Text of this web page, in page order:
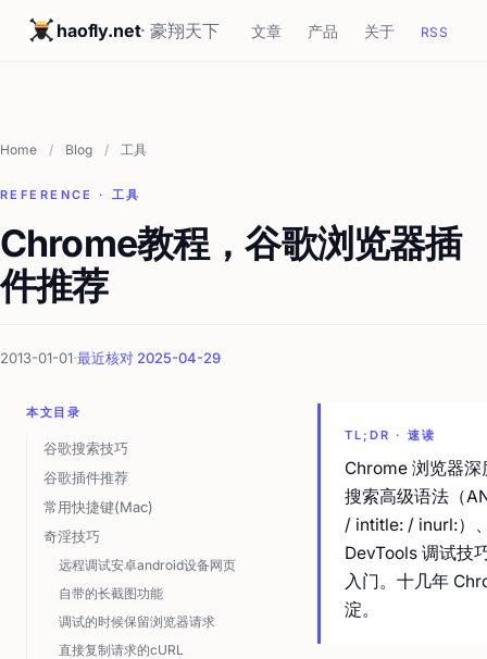
haofly.net· 豪翔天下 文章 产品 关于 RSS
Home / Blog / 工具
REFERENCE · 工具
Chrome教程，谷歌浏览器插
件推荐
2013-01-01·最近核对 2025-04-29
本文目录
谷歌搜索技巧
谷歌插件推荐
常用快捷键(Mac)
奇淫技巧
远程调试安卓android设备网页
自带的长截图功能
调试的时候保留浏览器请求
直接复制请求的cURL
TL;DR · 速读
Chrome 浏览器
搜索高级语法（
/ intitle: / inurl:）
DevTools 调试技
入门。十几年
淀。